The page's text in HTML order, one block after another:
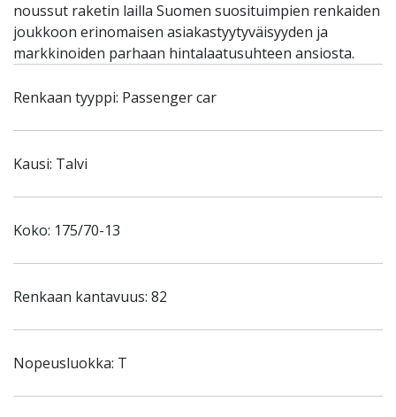
noussut raketin lailla Suomen suosituimpien renkaiden
joukkoon erinomaisen asiakastyytyväisyyden ja
markkinoiden parhaan hintalaatusuhteen ansiosta.
Renkaan tyyppi: Passenger car
Kausi: Talvi
Koko: 175/70-13
Renkaan kantavuus: 82
Nopeusluokka: T